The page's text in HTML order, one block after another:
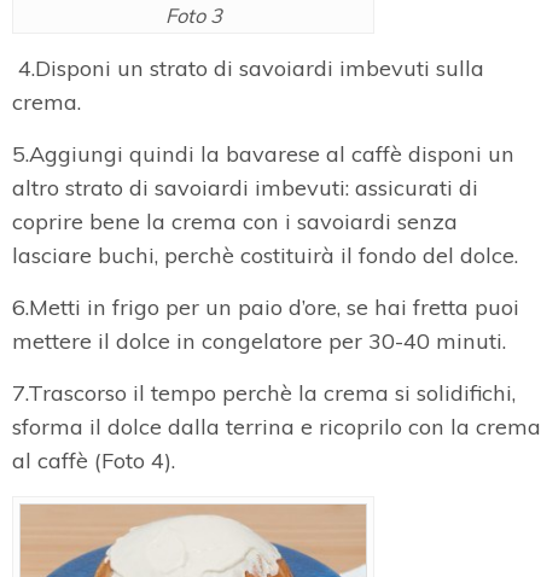
Foto 3
4.Disponi un strato di savoiardi imbevuti sulla
crema.
5.Aggiungi quindi la bavarese al caffè disponi un
altro strato di savoiardi imbevuti: assicurati di
coprire bene la crema con i savoiardi senza
lasciare buchi, perchè costituirà il fondo del dolce.
6.Metti in frigo per un paio d’ore, se hai fretta puoi
mettere il dolce in congelatore per 30-40 minuti.
7.Trascorso il tempo perchè la crema si solidifichi,
sforma il dolce dalla terrina e ricoprilo con la crema
al caffè (Foto 4).